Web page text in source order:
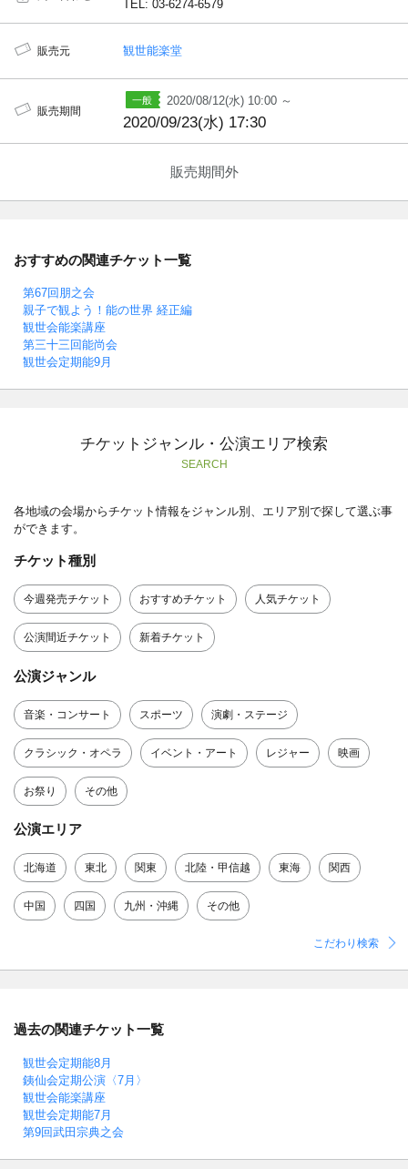
TEL: 03-6274-6579
販売元 観世能楽堂
販売期間
2020/08/12(水) 10:00 ～
2020/09/23(水) 17:30
販売期間外
おすすめの関連チケット一覧
第67回朋之会
親子で観よう！能の世界 経正編
観世会能楽講座
第三十三回能尚会
観世会定期能9月
チケットジャンル・公演エリア検索
SEARCH
各地域の会場からチケット情報をジャンル別、エリア別で探して選ぶ事
ができます。
チケット種別
今週発売チケット おすすめチケット 人気チケット
公演間近チケット 新着チケット
公演ジャンル
音楽・コンサート スポーツ 演劇・ステージ
クラシック・オペラ イベント・アート レジャー 映画
お祭り その他
公演エリア
北海道 東北 関東 北陸・甲信越 東海 関西
中国 四国 九州・沖縄 その他
こだわり検索
過去の関連チケット一覧
観世会定期能8月
銕仙会定期公演〈7月〉
観世会能楽講座
観世会定期能7月
第9回武田宗典之会